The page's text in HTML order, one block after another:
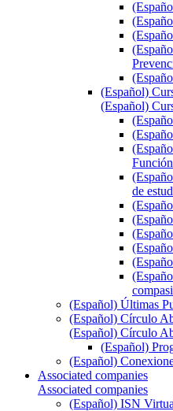
(Español)
(Español)
de
(Español) Últimas
(Español) Círculo
(Español) Círculo
(Español)
(Español)
Associated companies
Associated companies
(Español) ISN